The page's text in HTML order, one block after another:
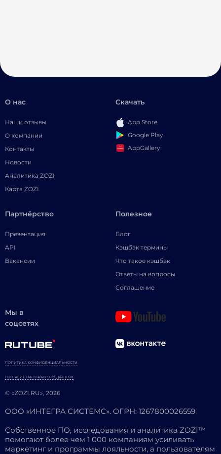
О нас
Наши отзывы
О компании
Контакты
Новости
Аналитика ZOZI
Карта ZOZI
Скачать
App Store
Google Play
AppGallery
Партнёрство
Презентация
API
Вакансии
Полезное
Блог
Кэшбэк термины
Что такое кэшбэк
Ответы на вопросы
Соглашение
Мы в
соцсетях
© «ZOZI.RU», 2026
ПОЛИТИКА КОНФИДЕНЦИАЛЬНОСТИ
СОГЛАСИЕ НА ОБРАБОТКУ ДАННЫХ
ООО «ИНТЕГРА СИСТЕМС». ОГРН: 1267800026559.
Собственное ПО, исследования и аналитика ZOZI™
помогают более чем 1 000 компаниям усиливать
маркетинг и программы лояльности, а пользователям